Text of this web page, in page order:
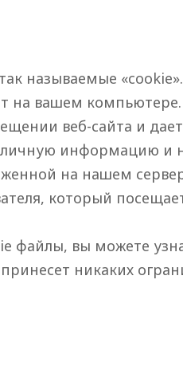
называемые
на вашем
веб-сайта и
информацию и
на нашем
который
файлы, вы можете
никаких